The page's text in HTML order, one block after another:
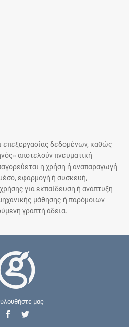
επεξεργασίας δεδομένων, καθώς
αποτελούν πνευματική
η χρήση ή αναπαραγωγή
εφαρμογή ή συσκευή,
για εκπαίδευση ή ανάπτυξη
μάθησης ή παρόμοιων
γραπτή άδεια.
μας